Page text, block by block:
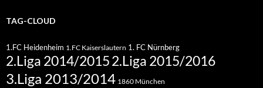
TAG-CLOUD
1.FC Heidenheim 1.FC Kaiserslautern 1. FC Nürnberg
2.Liga 2014/20152.Liga 2015/2016
3.Liga 2013/2014 1860 München